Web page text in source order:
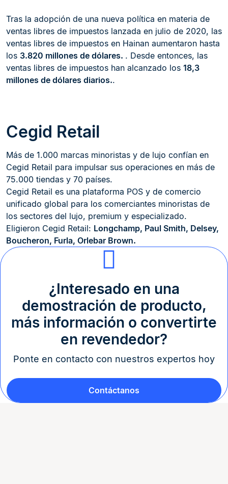
Tras la adopción de una nueva política en materia de
ventas libres de impuestos lanzada en julio de 2020, las
ventas libres de impuestos en Hainan aumentaron hasta
los 3.820 millones de dólares. . Desde entonces, las
ventas libres de impuestos han alcanzado los 18,3
millones de dólares diarios..
Cegid Retail
Más de 1.000 marcas minoristas y de lujo confían en
Cegid Retail para impulsar sus operaciones en más de
75.000 tiendas y 70 países.
Cegid Retail es una plataforma POS y de comercio
unificado global para los comerciantes minoristas de
los sectores del lujo, premium y especializado.
Eligieron Cegid Retail: Longchamp, Paul Smith, Delsey,
Boucheron, Furla, Orlebar Brown.
¿Interesado en una
demostración de producto,
más información o convertirte
en revendedor?
Ponte en contacto con nuestros expertos hoy
Contáctanos